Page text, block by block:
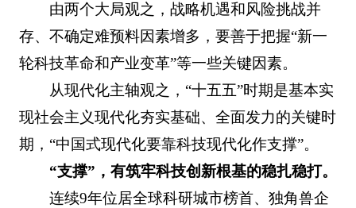
由两个大局观之，战略机遇和风险挑战并
存、不确定难预料因素增多，要善于把握“新一
轮科技革命和产业变革”等一些关键因素。
从现代化主轴观之，“十五五”时期是基本实
现社会主义现代化夯实基础、全面发力的关键时
期，“中国式现代化要靠科技现代化作支撑”。
“支撑”，有筑牢科技创新根基的稳扎稳打。
连续9年位居全球科研城市榜首、独角兽企